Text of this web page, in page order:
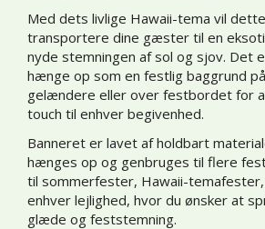
Med dets livlige Hawaii-tema vil
transportere dine gæster til en
nyde stemningen af sol og sjov. Det
hænge op som en festlig baggrund
gelændere eller over festbordet for
touch til enhver begivenhed.
Banneret er lavet af holdbart
hænges op og genbruges til flere
til sommerfester, Hawaii-
enhver lejlighed, hvor du ønsker at
glæde og feststemning.